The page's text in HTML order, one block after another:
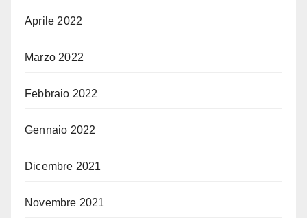
Aprile 2022
Marzo 2022
Febbraio 2022
Gennaio 2022
Dicembre 2021
Novembre 2021